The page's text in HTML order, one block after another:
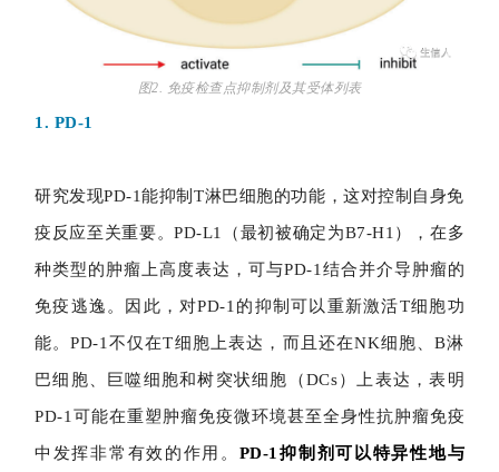
图2. 免疫检查点抑制剂及其受体列表
1. PD-1
研究发现PD-1能抑制T淋巴细胞的功能，这对控制自身免
疫反应至关重要。PD-L1（最初被确定为B7-H1），在多
种类型的肿瘤上高度表达，可与PD-1结合并介导肿瘤的
免疫逃逸。因此，对PD-1的抑制可以重新激活T细胞功
能。PD-1不仅在T细胞上表达，而且还在NK细胞、B淋
巴细胞、巨噬细胞和树突状细胞（DCs）上表达，表明
PD-1可能在重塑肿瘤免疫微环境甚至全身性抗肿瘤免疫
中发挥非常有效的作用。 PD-1抑制剂可以特异性地与